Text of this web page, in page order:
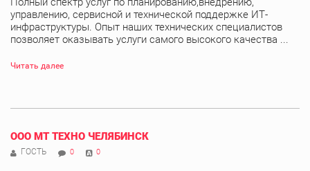
управлению, сервисной и технической поддержке ИТ-
инфраструктуры. Опыт наших технических специалистов
позволяет оказывать услуги самого высокого качества ...
Читать далее
ООО МТ ТЕХНО ЧЕЛЯБИНСК
ГОСТЬ 0 0